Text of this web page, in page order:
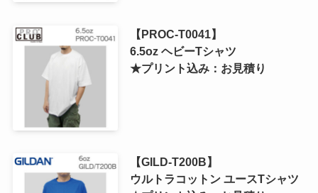
【PROC-T0041】
6.5oz ヘビーTシャツ
★プリント込み：お見積り
【GILD-T200B】
ウルトラコットン ユースTシャツ